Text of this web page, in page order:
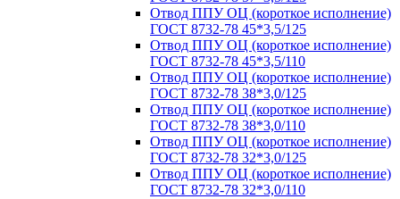
Отвод ППУ ОЦ (короткое исполнение)
ГОСТ 8732-78 45*3,5/125
Отвод ППУ ОЦ (короткое исполнение)
ГОСТ 8732-78 45*3,5/110
Отвод ППУ ОЦ (короткое исполнение)
ГОСТ 8732-78 38*3,0/125
Отвод ППУ ОЦ (короткое исполнение)
ГОСТ 8732-78 38*3,0/110
Отвод ППУ ОЦ (короткое исполнение)
ГОСТ 8732-78 32*3,0/125
Отвод ППУ ОЦ (короткое исполнение)
ГОСТ 8732-78 32*3,0/110